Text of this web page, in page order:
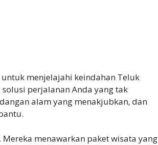
menjelajahi keindahan Teluk
perjalanan Anda yang tak
alam yang menakjubkan, dan
. Mereka menawarkan paket wisata yang